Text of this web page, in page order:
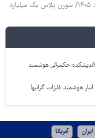
قیمت محصولات ایران خودرو شنبه ۱۰ مرداد ۱۴۰۵/ سورن پلاس یک میلیارد
اندیشکده حکمرانی هوشمند
انبار هوشمند فلزات گرانبها
ایران آمریکا